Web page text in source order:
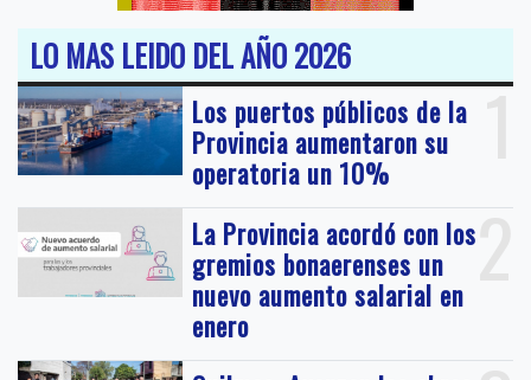
LO MAS LEIDO DEL AÑO 2026
1
Los puertos públicos de la
Provincia aumentaron su
operatoria un 10%
2
La Provincia acordó con los
gremios bonaerenses un
nuevo aumento salarial en
enero